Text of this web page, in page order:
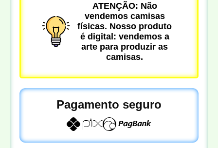
ATENÇÃO: Não
vendemos camisas
físicas. Nosso produto
é digital: vendemos a
arte para produzir as
camisas.
Pagamento seguro